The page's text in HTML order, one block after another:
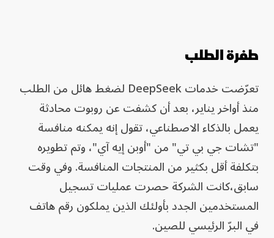
طفرة الطلب
تعرّضت خدمات DeepSeek لضغط هائل من الطلب
منذ أواخر يناير، بعد أن كشفت عن روبوت محادثة
يعمل بالذكاء الاصطناعي، تقول إنه يمكنه منافسة
"تشات جي بي تي" من "أوبن إيه آي"، وتم تطويره
بتكلفة أقل بكثير من المنتجات المنافسة. وفي وقت
سابق،كانت الشركة حصرت عمليات تسجيل
المستخدمين الجدد بأولئك الذين يملكون رقم هاتف
في البرّ الرئيسي للصين.